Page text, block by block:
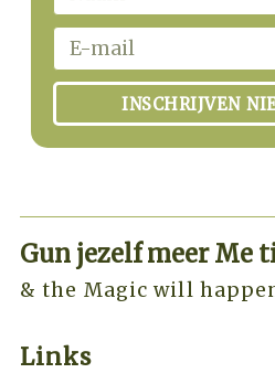
INSCHRIJVEN
Gun jezelf meer Me
& the Magic will
Links